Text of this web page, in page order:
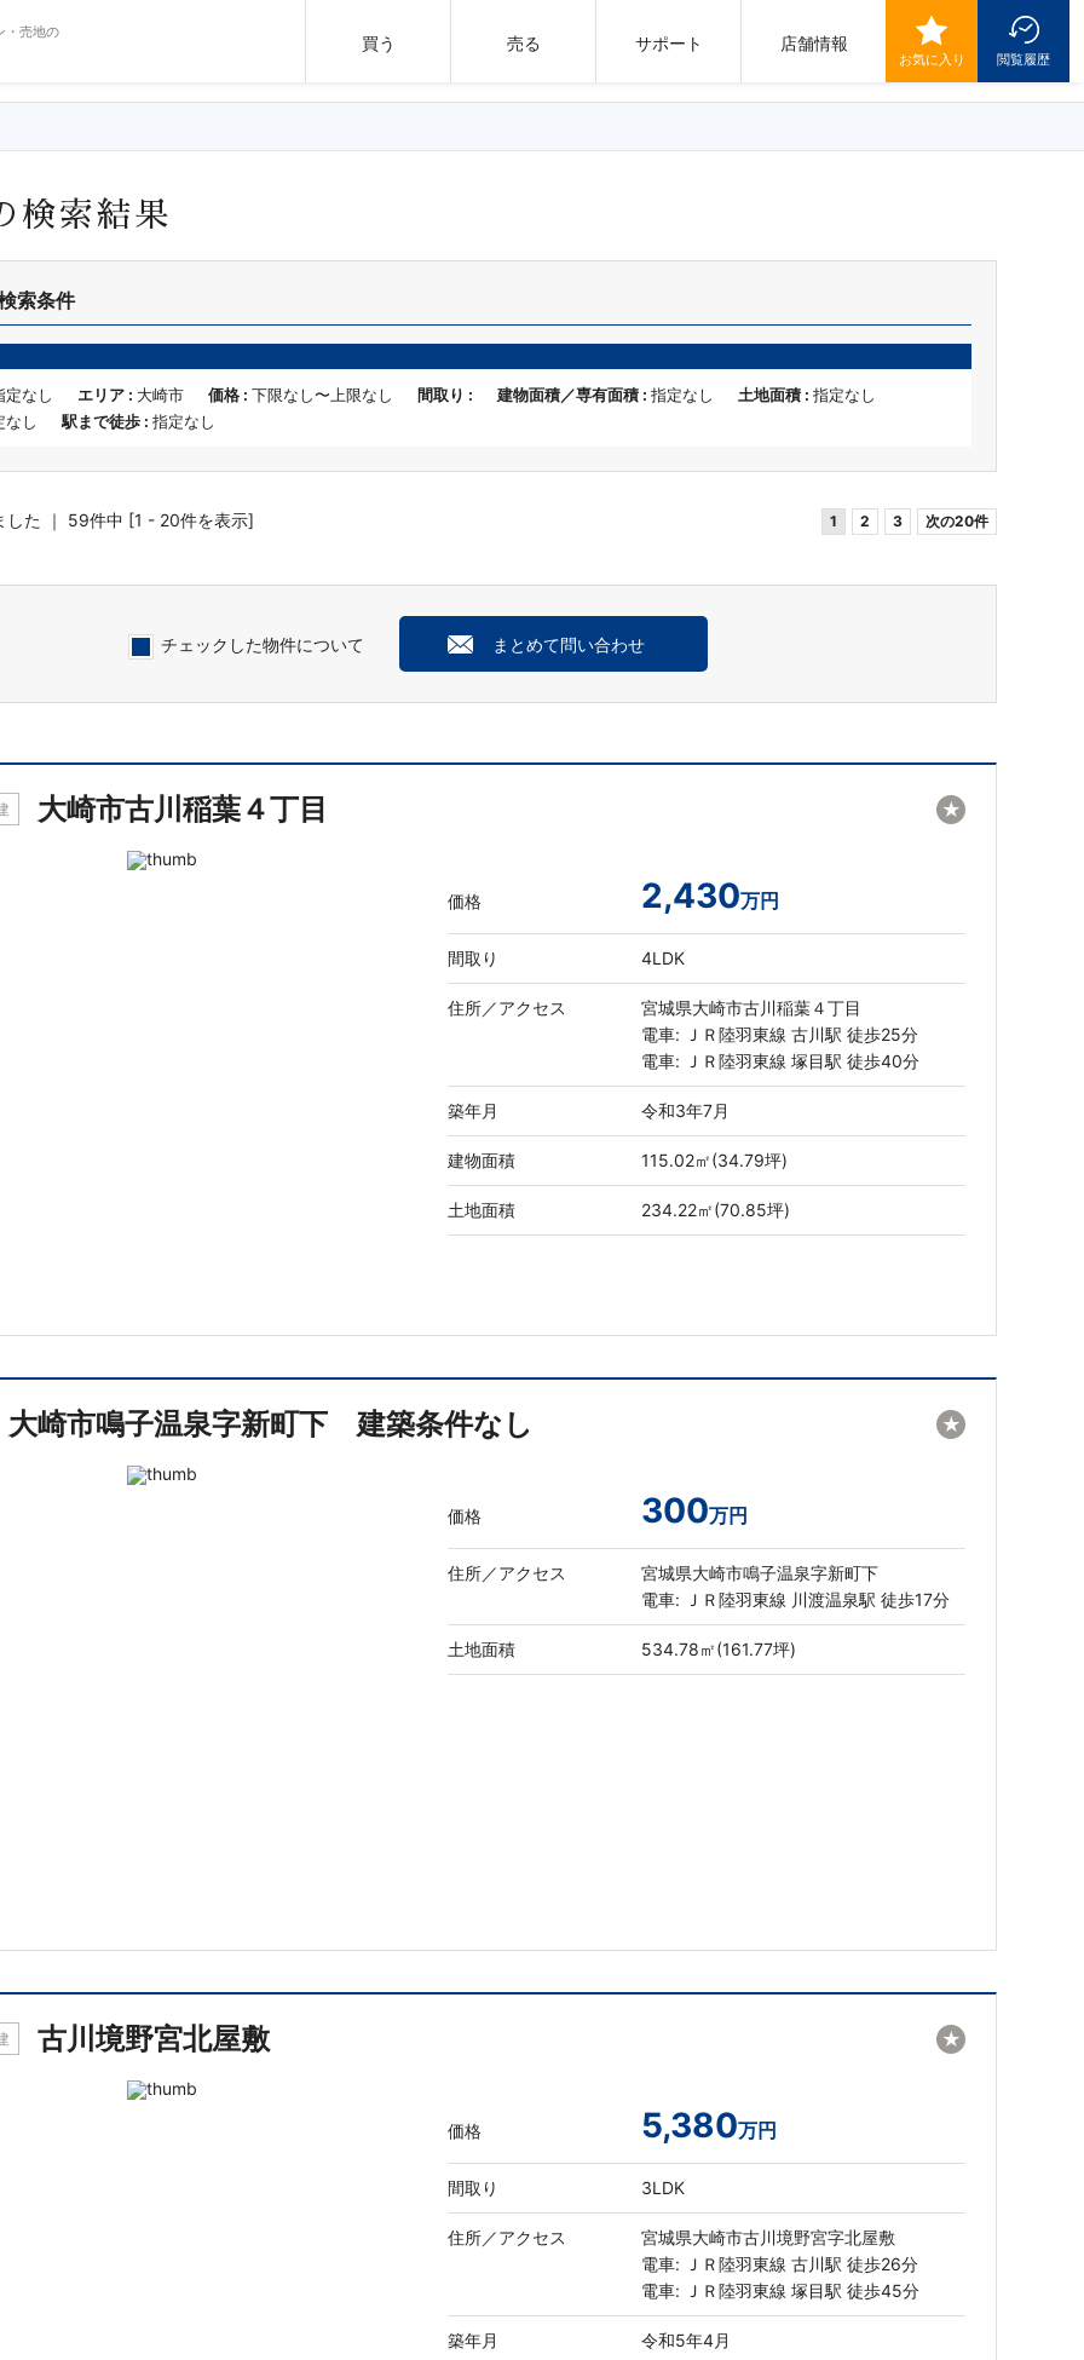
・売地の
買う 売る サポート 店舗情報
お気に入り 閲覧履歴
検索結果
索条件
定なし エリア : 大崎市 価格 : 下限なし〜上限なし 間取り : 建物面積／専有面積 : 指定なし 土地面積 : 指定なし
なし
駅まで徒歩 : 指定なし
した ｜ 59件中 [1 - 20件を表示] 1 2 3 次の20件
チェックした物件について まとめて問い合わせ
大崎市古川稲葉４丁目
価格 2,430万円
間取り 4LDK
住所／アクセス
宮城県大崎市古川稲葉４丁目
電車: ＪＲ陸羽東線 古川駅 徒歩25分
電車: ＪＲ陸羽東線 塚目駅 徒歩40分
築年月 令和3年7月
建物面積 115.02㎡(34.79坪)
土地面積 234.22㎡(70.85坪)
★
大崎市鳴子温泉字新町下 建築条件なし
価格 300万円
住所／アクセス
宮城県大崎市鳴子温泉字新町下
電車: ＪＲ陸羽東線 川渡温泉駅 徒歩17分
土地面積 534.78㎡(161.77坪)
★
古川境野宮北屋敷
価格 5,380万円
間取り 3LDK
住所／アクセス
宮城県大崎市古川境野宮字北屋敷
電車: ＪＲ陸羽東線 古川駅 徒歩26分
電車: ＪＲ陸羽東線 塚目駅 徒歩45分
築年月 令和5年4月
★